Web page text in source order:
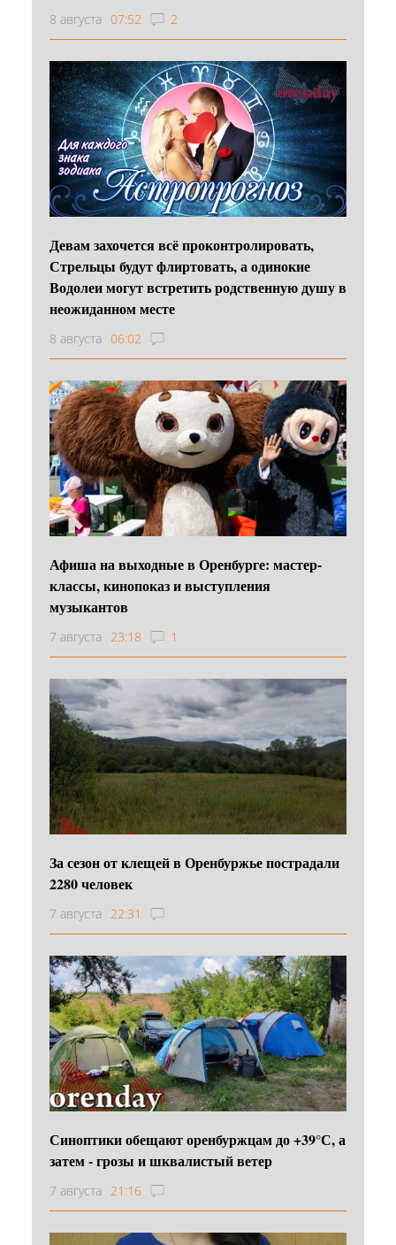
8 августа 07:52 2
Девам захочется всё проконтролировать,
Стрельцы будут флиртовать, а одинокие
Водолеи могут встретить родственную душу в
неожиданном месте
8 августа 06:02
Афиша на выходные в Оренбурге: мастер-
классы, кинопоказ и выступления
музыкантов
7 августа 23:18 1
За сезон от клещей в Оренбуржье пострадали
2280 человек
7 августа 22:31
Синоптики обещают оренбуржцам до +39°С, а
затем - грозы и шквалистый ветер
7 августа 21:16